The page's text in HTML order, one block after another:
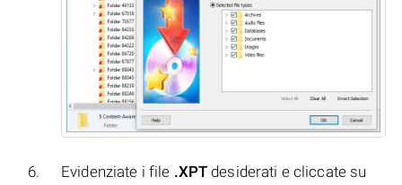
Evidenziate i file .XPT desiderati e cliccate su